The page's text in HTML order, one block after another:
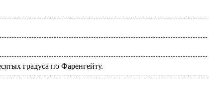
градуса по Фаренгейту.